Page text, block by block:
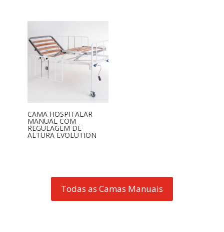
CAMA HOSPITALAR
MANUAL COM
REGULAGEM DE
ALTURA EVOLUTION
Todas as Camas Manuais